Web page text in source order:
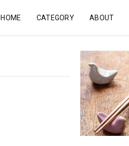
HOME CATEGORY ABOUT